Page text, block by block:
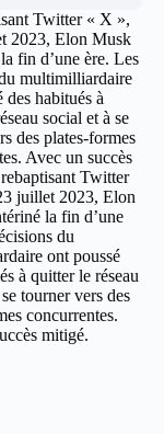
Twitter « X »,
2023, Elon Musk
fin d’une ère. Les
multimilliardaire
des habitués à
social et à se
des plates-formes
Avec un succès
Twitter
juillet 2023, Elon
la fin d’une
du
ont poussé
à quitter le réseau
tourner vers des
concurrentes.
mitigé.